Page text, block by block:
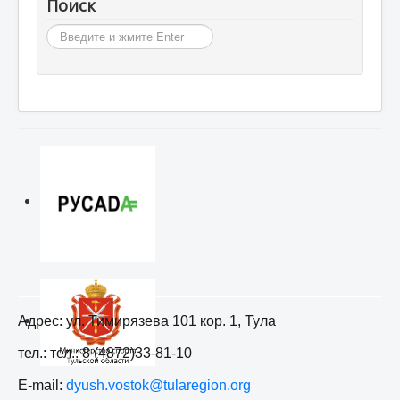
Поиск
Искать...
Адрес: ул. Тимирязева 101 кор. 1, Тула
тел.: тел.: 8 (4872)33-81-10
E-mail: dyush.vostok@tularegion.org